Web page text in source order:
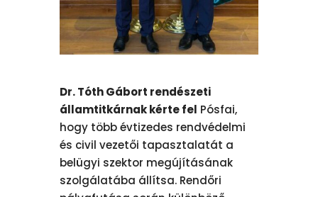
Dr. Tóth Gábort rendészeti
államtitkárnak kérte fel Pósfai,
hogy több évtizedes rendvédelmi
és civil vezetői tapasztalatát a
belügyi szektor megújításának
szolgálatába állítsa. Rendőri